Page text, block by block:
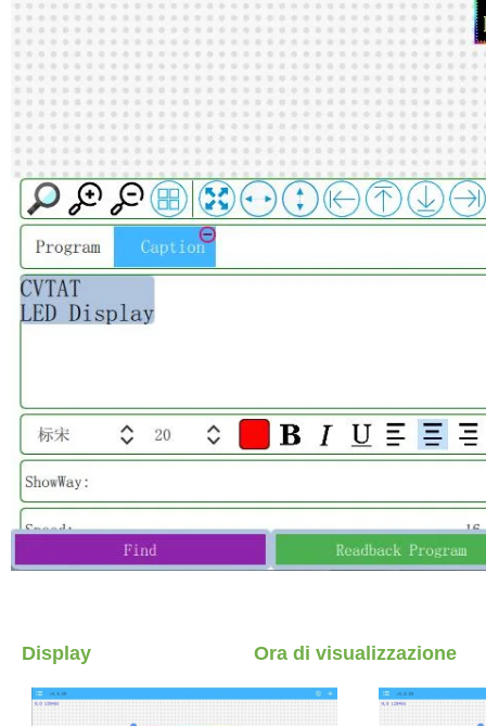
Display Ora di visualizzazione